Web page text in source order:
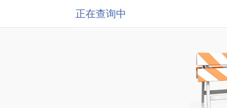
正在查询中